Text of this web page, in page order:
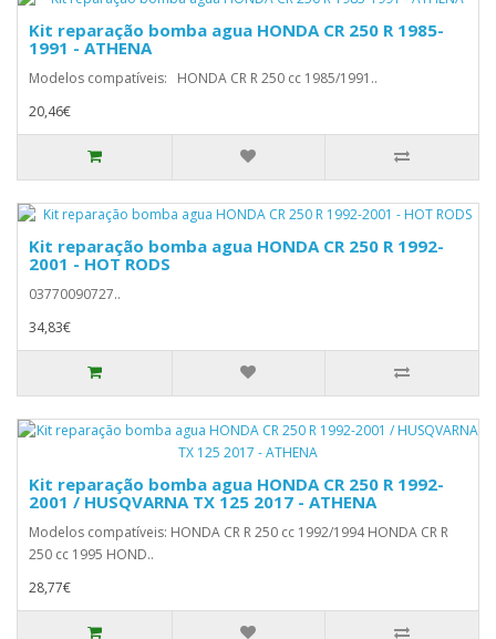
Kit reparação bomba agua HONDA CR 250 R 1985-
1991 - ATHENA
Modelos compatíveis: HONDA CR R 250 cc 1985/1991..
20,46€
Kit reparação bomba agua HONDA CR 250 R 1992-
2001 - HOT RODS
03770090727..
34,83€
Kit reparação bomba agua HONDA CR 250 R 1992-
2001 / HUSQVARNA TX 125 2017 - ATHENA
Modelos compatíveis: HONDA CR R 250 cc 1992/1994 HONDA CR R
250 cc 1995 HOND..
28,77€